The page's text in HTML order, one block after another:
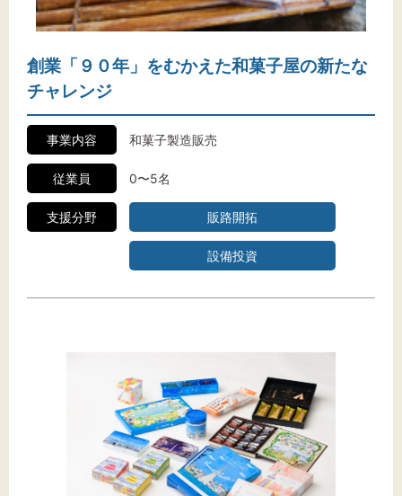
創業「９０年」をむかえた和菓子屋の新たな
チャレンジ
事業内容 和菓子製造販売
従業員 0〜5名
支援分野 販路開拓
設備投資